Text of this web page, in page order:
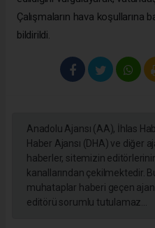
Çalışmaların hava koşullarına
bildirildi.
Anadolu Ajansı (AA), İhlas
Haber Ajansı (DHA) ve diğer
haberler, sitemizin
kanallarından çekilmektedir.
muhataplar haberi geçen
editörü sorumlu tutulamaz...